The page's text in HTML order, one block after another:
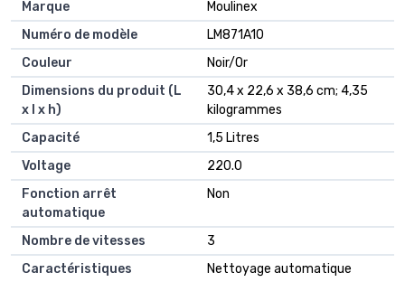
Marque
‎Moulinex
Numéro de modèle
‎LM871A10
Couleur
‎Noir/Or
Dimensions du produit (L
x l x h)
‎30,4 x 22,6 x 38,6 cm; 4,35
kilogrammes
Capacité
‎1,5 Litres
Voltage
‎220.0
Fonction arrêt
automatique
‎Non
Nombre de vitesses
‎3
Caractéristiques
‎Nettoyage automatique